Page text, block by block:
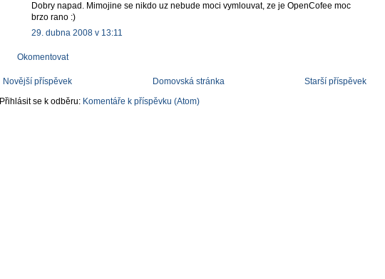
Dobry napad. Mimojine se nikdo uz nebude moci vymlouvat, ze je OpenCofee moc
brzo rano :)
29. dubna 2008 v 13:11
Okomentovat
Novější příspěvek Starší příspěvek
Domovská stránka
Přihlásit se k odběru: Komentáře k příspěvku (Atom)